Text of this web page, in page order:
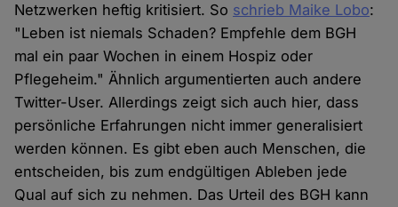
Netzwerken heftig kritisiert. So schrieb Maike Lobo:
"Leben ist niemals Schaden? Empfehle dem BGH
mal ein paar Wochen in einem Hospiz oder
Pflegeheim." Ähnlich argumentierten auch andere
Twitter-User. Allerdings zeigt sich auch hier, dass
persönliche Erfahrungen nicht immer generalisiert
werden können. Es gibt eben auch Menschen, die
entscheiden, bis zum endgültigen Ableben jede
Qual auf sich zu nehmen. Das Urteil des BGH kann